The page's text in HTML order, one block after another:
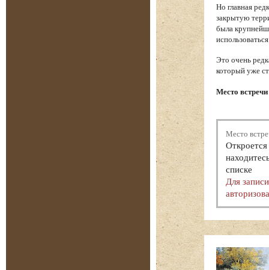
Но главная
закрытую
была
Это очень
который уже
Место
Место
списке
Для